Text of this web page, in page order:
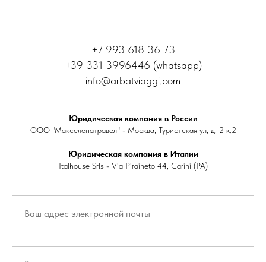
+7 993 618 36 73
+39 331 3996446 (whatsapp)
info@arbatviaggi.com
Юридическая компания в России
ООО "Макселенатравел" - Москва, Туристская ул, д. 2 к.2
Юридическая компания в Италии
Italhouse Srls - Via Piraineto 44, Carini (PA)